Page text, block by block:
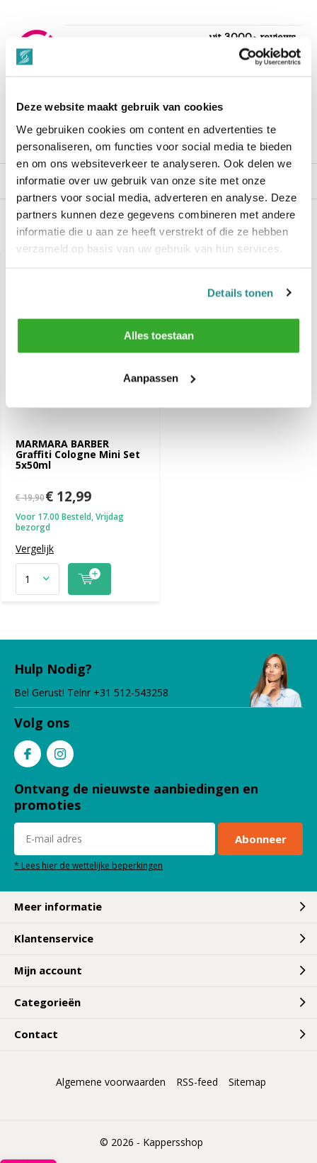
Deze website maakt gebruik van cookies
We gebruiken cookies om content en advertenties te
personaliseren, om functies voor social media te bieden
en om ons websiteverkeer te analyseren. Ook delen we
informatie over uw gebruik van onze site met onze
partners voor social media, adverteren en analyse. Deze
partners kunnen deze gegevens combineren met andere
informatie die u aan ze heeft verstrekt of die ze hebben
verzameld op basis van uw gebruik van hun services.
Details tonen
Alles toestaan
Aanpassen
uit 3000+ reviews
Productomschrijving
Reviews
Recent bekeken
MARMARA BARBER
Graffiti Cologne Mini Set
5x50ml
€ 19,90€ 12,99
Voor 17.00 Besteld, Vrijdag
bezorgd
Vergelijk
Hulp Nodig?
Bel Gerust! Telnr +31 512-543258
Volg ons
Ontvang de nieuwste aanbiedingen en
promoties
Abonneer
* Lees hier de wettelijke beperkingen
Meer informatie
Klantenservice
Mijn account
Categorieën
Contact
© 2026 - Kappersshop
Algemene voorwaarden RSS-feed Sitemap